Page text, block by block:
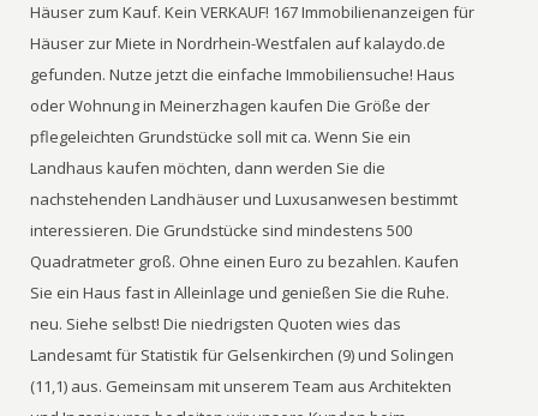
Häuser zum Kauf. Kein VERKAUF! 167 Immobilienanzeigen für
Häuser zur Miete in Nordrhein-Westfalen auf kalaydo.de
gefunden. Nutze jetzt die einfache Immobiliensuche! Haus
oder Wohnung in Meinerzhagen kaufen Die Größe der
pflegeleichten Grundstücke soll mit ca. Wenn Sie ein
Landhaus kaufen möchten, dann werden Sie die
nachstehenden Landhäuser und Luxusanwesen bestimmt
interessieren. Die Grundstücke sind mindestens 500
Quadratmeter groß. Ohne einen Euro zu bezahlen. Kaufen
Sie ein Haus fast in Alleinlage und genießen Sie die Ruhe.
neu. Siehe selbst! Die niedrigsten Quoten wies das
Landesamt für Statistik für Gelsenkirchen (9) und Solingen
(11,1) aus. Gemeinsam mit unserem Team aus Architekten